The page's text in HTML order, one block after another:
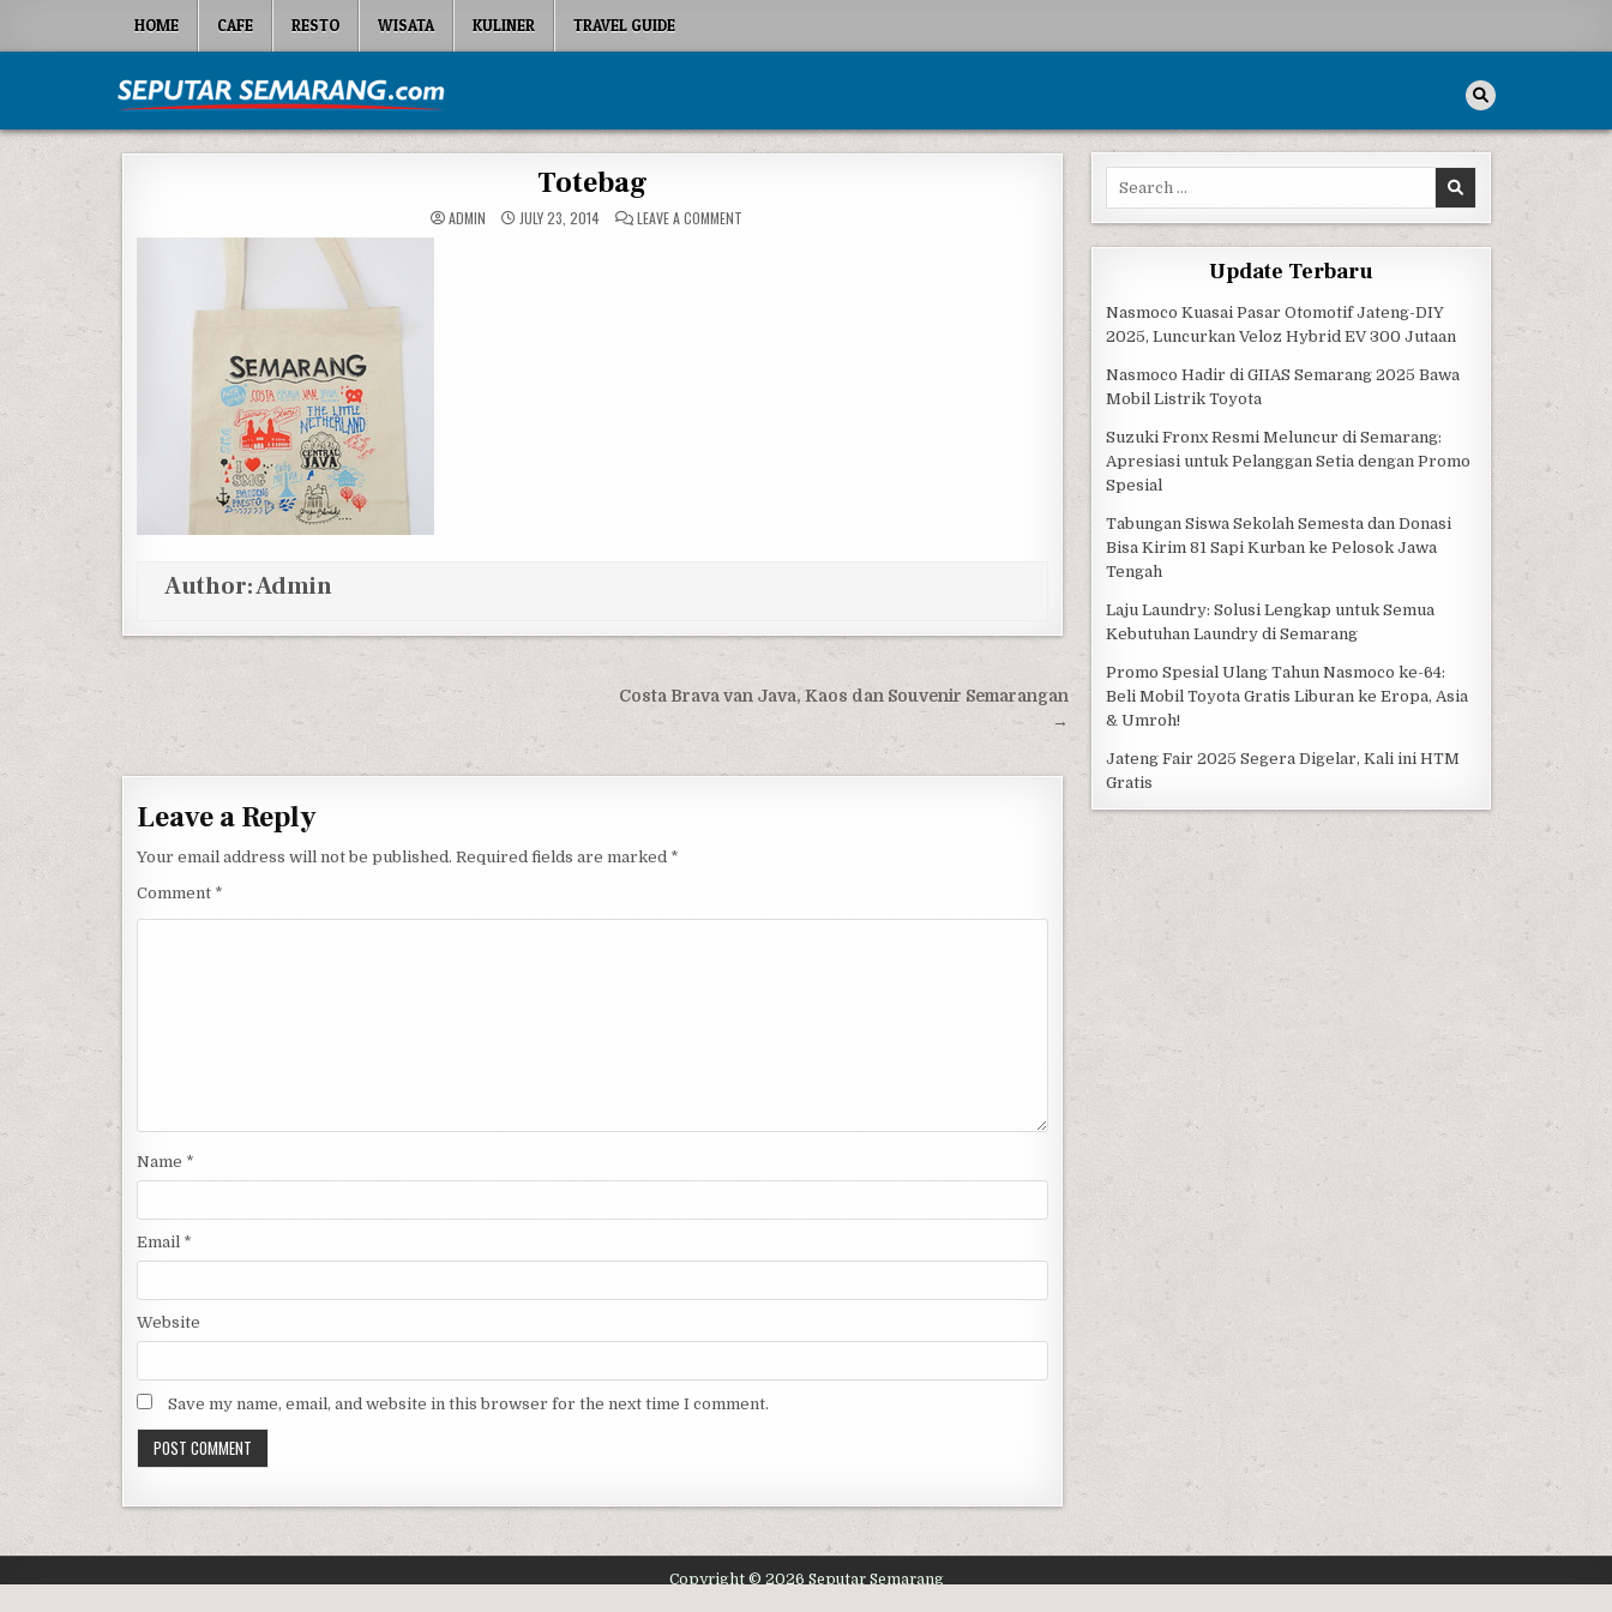
HOME CAFE RESTO WISATA KULINER TRAVEL GUIDE
Seputar Semarang
Totebag
ADMIN JULY 23, 2014 LEAVE A COMMENTON TOTEBAG
Author:Admin
Post navigation
Costa Brava van Java, Kaos dan Souvenir Semarangan
→
Leave a Reply
Your email address will not be published. Required fields are marked *
Comment *
Name *
Email *
Website
Save my name, email, and website in this browser for the next time I comment.
Search for:
Update Terbaru
Nasmoco Kuasai Pasar Otomotif Jateng-DIY
2025, Luncurkan Veloz Hybrid EV 300 Jutaan
Nasmoco Hadir di GIIAS Semarang 2025 Bawa
Mobil Listrik Toyota
Suzuki Fronx Resmi Meluncur di Semarang:
Apresiasi untuk Pelanggan Setia dengan Promo
Spesial
Tabungan Siswa Sekolah Semesta dan Donasi
Bisa Kirim 81 Sapi Kurban ke Pelosok Jawa
Tengah
Laju Laundry: Solusi Lengkap untuk Semua
Kebutuhan Laundry di Semarang
Promo Spesial Ulang Tahun Nasmoco ke-64:
Beli Mobil Toyota Gratis Liburan ke Eropa, Asia
& Umroh!
Jateng Fair 2025 Segera Digelar, Kali ini HTM
Gratis
Copyright © 2026 Seputar Semarang